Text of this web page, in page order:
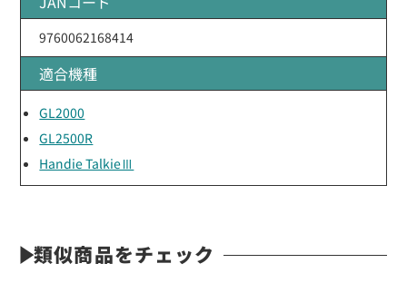
9760062168414
適合機種
GL2000
GL2500R
Handie TalkieⅢ
類似商品をチェック